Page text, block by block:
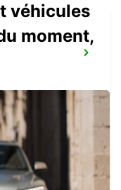
véhicules
moment,